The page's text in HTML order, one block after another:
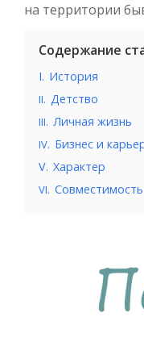
на территории
Содержание
I. История
II. Детство
III. Личная жизнь
IV. Бизнес и
V. Характер
VI. Совместимость